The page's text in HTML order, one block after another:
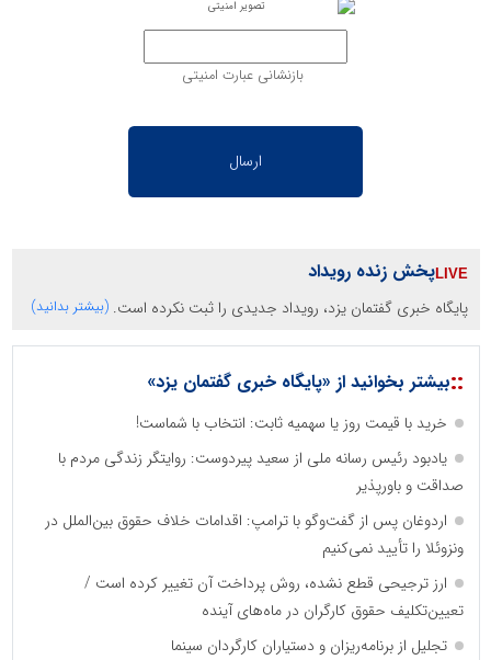
بازنشانی عبارت امنیتی
پخش زنده رویداد
پایگاه خبری گفتمان یزد، رویداد جدیدی را ثبت نکرده است. (بیشتر بدانید)
::بیشتر بخوانید از «پایگاه خبری گفتمان یزد»
خرید با قیمت روز یا سهمیه ثابت: انتخاب با شماست!
یادبود رئیس رسانه ملی از سعید پیردوست: روایتگر زندگی مردم با
صداقت و باورپذیر
اردوغان پس از گفت‌وگو با ترامپ: اقدامات خلاف حقوق بین‌الملل در
ونزوئلا را تأیید نمی‌کنیم
ارز ترجیحی قطع نشده، روش پرداخت آن تغییر کرده است /
تعیین‌تکلیف حقوق کارگران در ماه‌های آینده
تجلیل از برنامه‌ریزان و دستیاران کارگردان سینما